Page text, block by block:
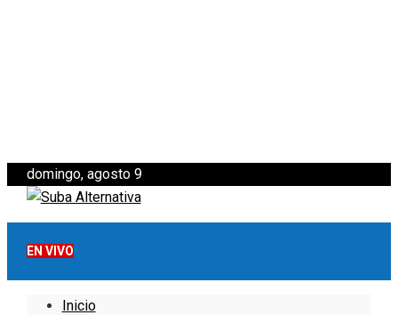
domingo, agosto 9
EN VIVO
Inicio